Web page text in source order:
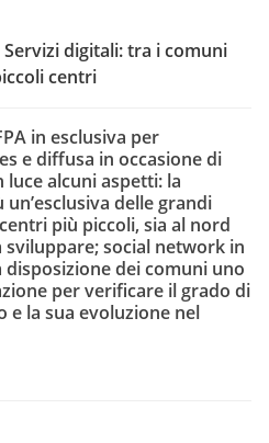
Servizi digitali: tra i comuni
centri
in esclusiva per
e diffusa in occasione di
luce alcuni aspetti: la
delle grandi
più piccoli, sia al nord
sviluppare; social network in
disposizione dei comuni uno
per verificare il grado di
e la sua evoluzione nel